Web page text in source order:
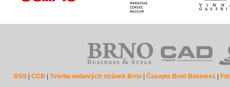
RSS |CCB |Tvorba webových stránek Brno |Časopis Brno Business